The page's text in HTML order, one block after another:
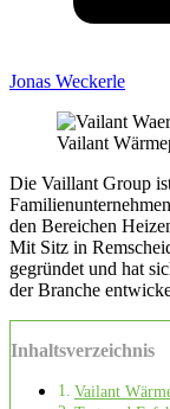
Jonas Weckerle
Vailant
Die Vaillant Group
den Bereichen
Mit Sitz in
gegründet und hat
der Branche
Inhaltsverzeichnis
Vailant